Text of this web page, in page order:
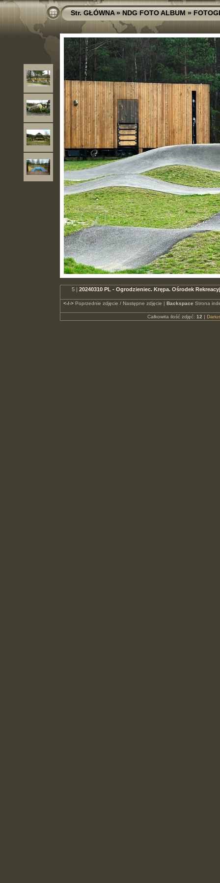
Str. GŁÓWNA»NDG FOTO ALBUM»
5 | 20240310 PL - Ogrodzieniec. Krępa. Ośrodek
<-/->Poprzednie zdjęcie / Następne zdjęcie | Backspace Strona
Całkowita ilość zdjęć: 12 |